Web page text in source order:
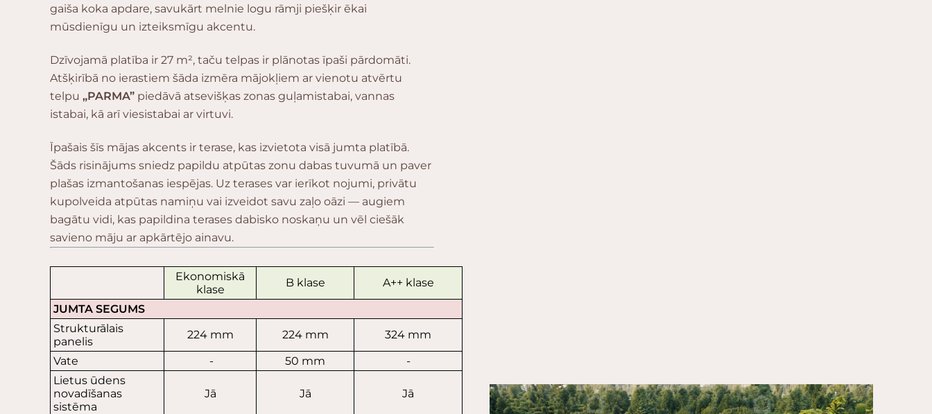
gaiša koka apdare, savukārt melnie logu rāmji piešķir ēkai
mūsdienīgu un izteiksmīgu akcentu.
Dzīvojamā platība ir 27 m², taču telpas ir plānotas īpaši pārdomāti.
Atšķirībā no ierastiem šāda izmēra mājokļiem ar vienotu atvērtu
telpu „PARMA” piedāvā atsevišķas zonas guļamistabai, vannas
istabai, kā arī viesistabai ar virtuvi.
Īpašais šīs mājas akcents ir terase, kas izvietota visā jumta platībā.
Šāds risinājums sniedz papildu atpūtas zonu dabas tuvumā un paver
plašas izmantošanas iespējas. Uz terases var ierīkot nojumi, privātu
kupolveida atpūtas namiņu vai izveidot savu zaļo oāzi — augiem
bagātu vidi, kas papildina terases dabisko noskaņu un vēl ciešāk
savieno māju ar apkārtējo ainavu.
Ekonomiskā
klase
B klase
A++ klase
JUMTA SEGUMS
Strukturālais
panelis
224 mm 224 mm
324 mm
Vate
- 50 mm
-
Lietus ūdens
novadīšanas
sistēma
Jā Jā Jā